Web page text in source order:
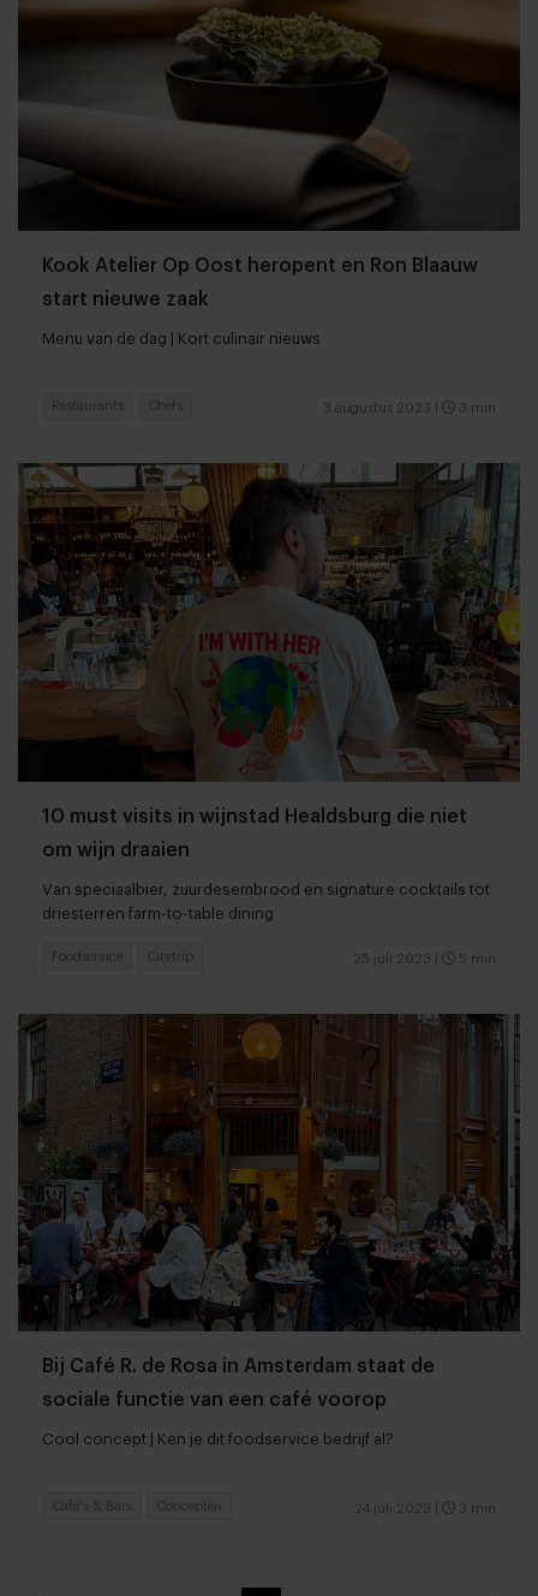
Kook Atelier Op Oost heropent en Ron Blaauw
start nieuwe zaak
Menu van de dag | Kort culinair nieuws
3 augustus 2023 3 min
Restaurants Chefs
10 must visits in wijnstad Healdsburg die niet
om wijn draaien
Van speciaalbier, zuurdesembrood en signature cocktails tot
driesterren farm-to-table dining
25 juli 2023 5 min
Foodservice Citytrip
Bij Café R. de Rosa in Amsterdam staat de
sociale functie van een café voorop
Cool concept | Ken je dit foodservice bedrijf al?
24 juli 2023 3 min
Café's & Bars Concepten